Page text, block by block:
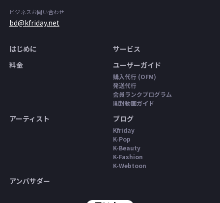
ビジネスお問い合わせ
bd@kfriday.net
はじめに
サービス
料金
ユーザーガイド
購入代行 (OFM)
発送代行
会員ランクプログラム
開封動画ガイド
アーティスト ブログ
Kfriday
K-Pop
K-Beauty
K-Fashion
K-Webtoon
アンバサダー